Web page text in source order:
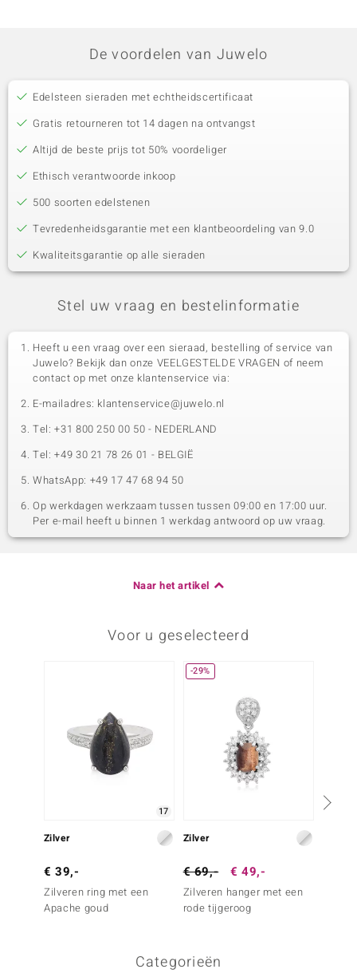
De voordelen van Juwelo
Edelsteen sieraden met echtheidscertificaat
Gratis retourneren tot 14 dagen na ontvangst
Altijd de beste prijs tot 50% voordeliger
Ethisch verantwoorde inkoop
500 soorten edelstenen
Tevredenheidsgarantie met een klantbeoordeling van 9.0
Kwaliteitsgarantie op alle sieraden
Stel uw vraag en bestelinformatie
Heeft u een vraag over een sieraad, bestelling of service van
Juwelo? Bekijk dan onze VEELGESTELDE VRAGEN of neem
contact op met onze klantenservice via:
E-mailadres: klantenservice@juwelo.nl
Tel: +31 800 250 00 50 - NEDERLAND
Tel: +49 30 21 78 26 01 - BELGIË
WhatsApp: +49 17 47 68 94 50
Op werkdagen werkzaam tussen tussen 09:00 en 17:00 uur.
Per e-mail heeft u binnen 1 werkdag antwoord op uw vraag.
Naar het artikel
Voor u geselecteerd
17
Zilver
€ 39,-
Zilveren ring met een
Apache goud
-29%
Zilver
€ 69,- € 49,-
Zilveren hanger met een
rode tijgeroog
Categorieën